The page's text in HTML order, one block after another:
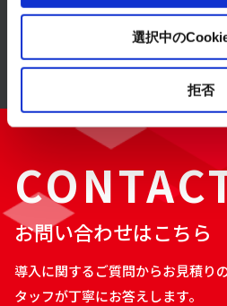
選択中の
拒否
お問い合わせはこちら
導入に関するご質問からお見積り
タッフが丁寧にお答えします。